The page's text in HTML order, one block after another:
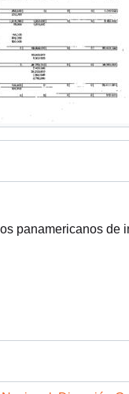
panamericanos de